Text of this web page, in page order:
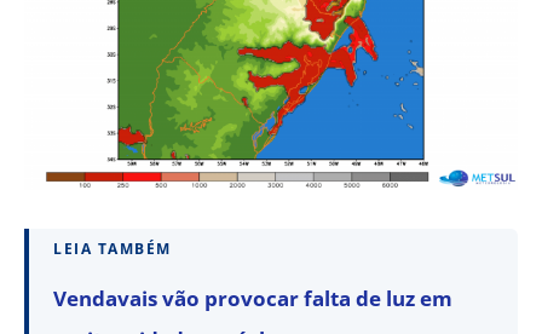
LEIA TAMBÉM
Vendavais vão provocar falta de luz em